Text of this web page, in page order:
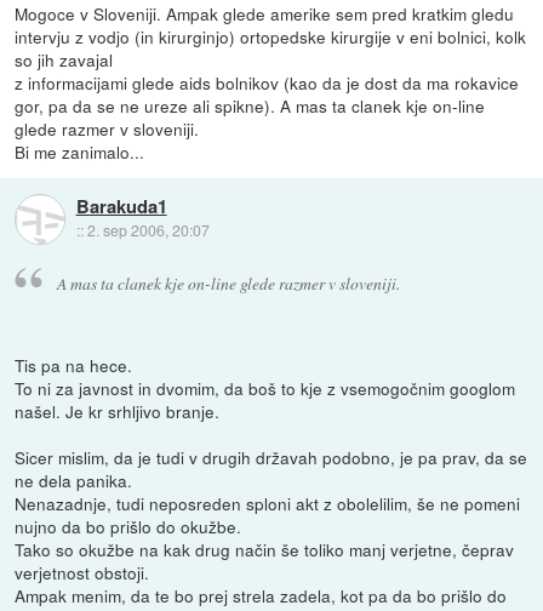
Mogoce v Sloveniji. Ampak glede amerike sem pred kratkim gledu
intervju z vodjo (in kirurginjo) ortopedske kirurgije v eni bolnici, kolk
so jih zavajal
z informacijami glede aids bolnikov (kao da je dost da ma rokavice
gor, pa da se ne ureze ali spikne). A mas ta clanek kje on-line
glede razmer v sloveniji.
Bi me zanimalo...
Barakuda1
::2. sep 2006, 20:07
A mas ta clanek kje on-line glede razmer v sloveniji.
Tis pa na hece.
To ni za javnost in dvomim, da boš to kje z vsemogočnim googlom
našel. Je kr srhljivo branje.
Sicer mislim, da je tudi v drugih državah podobno, je pa prav, da se
ne dela panika.
Nenazadnje, tudi neposreden sploni akt z obolelilim, še ne pomeni
nujno da bo prišlo do okužbe.
Tako so okužbe na kak drug način še toliko manj verjetne, čeprav
verjetnost obstoji.
Ampak menim, da te bo prej strela zadela, kot pa da bo prišlo do